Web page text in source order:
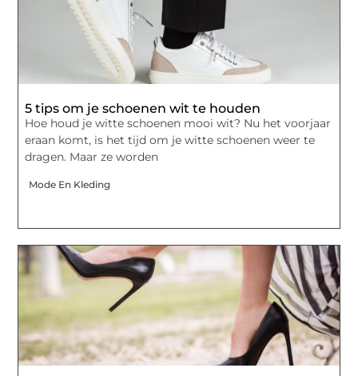
5 tips om je schoenen wit te houden
Hoe houd je witte schoenen mooi wit? Nu het voorjaar
eraan komt, is het tijd om je witte schoenen weer te
dragen. Maar ze worden
Mode En Kleding